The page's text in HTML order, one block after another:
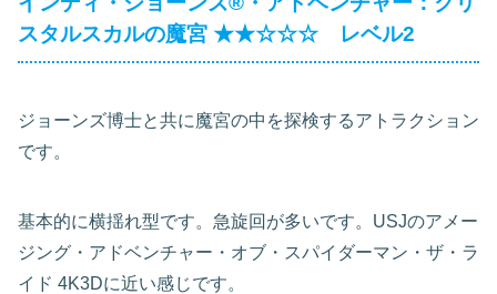
スタルスカルの魔宮 ★★☆☆☆ レベル2
ジョーンズ博士と共に魔宮の中を探検するアトラクション
です。
基本的に横揺れ型です。急旋回が多いです。USJのアメー
ジング・アドベンチャー・オブ・スパイダーマン・ザ・ラ
イド 4K3Dに近い感じです。